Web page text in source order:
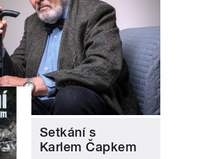
Setkání s
Karlem Čapkem